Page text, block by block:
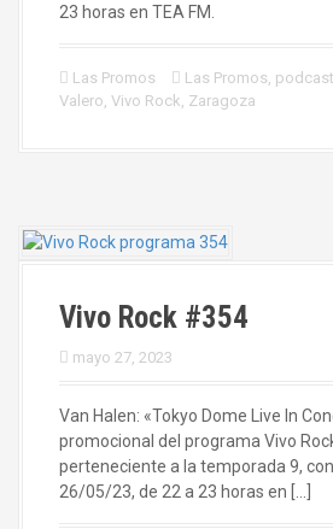
23 horas en TEA FM.
Las Promos Las Promos, podcast
Valero, Vivo Rock, Zaragoza
Vivo Rock #354
mayo 27, 2023
Van Halen: «Tokyo Dome Live In
promocional del programa Vivo
perteneciente a la temporada 9,
26/05/23, de 22 a 23 horas en […]